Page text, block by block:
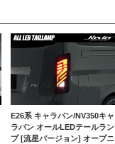
E26系 キャラバン/NV350キャ
ラバン オールLEDテールラン
プ [流星バージョン] オープニ